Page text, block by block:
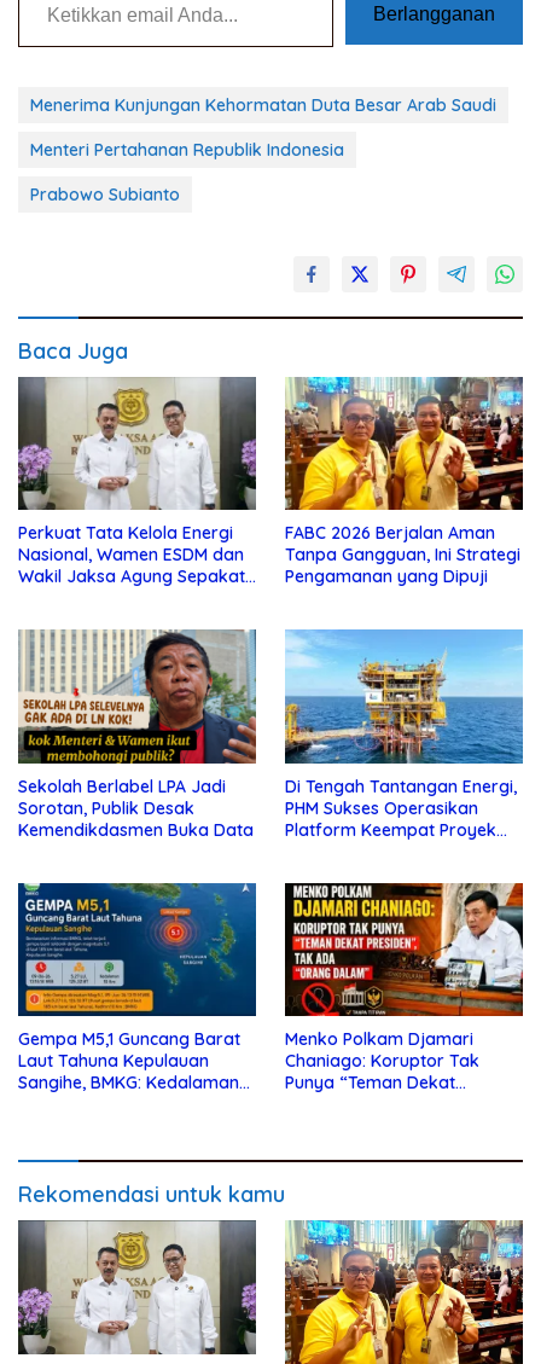
Berlangganan
Menerima Kunjungan Kehormatan Duta Besar Arab Saudi
Menteri Pertahanan Republik Indonesia
Prabowo Subianto
Baca Juga
Perkuat Tata Kelola Energi
Nasional, Wamen ESDM dan
Wakil Jaksa Agung Sepakat
FABC 2026 Berjalan Aman
Tanpa Gangguan, Ini Strategi
Pengamanan yang Dipuji
Sekolah Berlabel LPA Jadi
Sorotan, Publik Desak
Kemendikdasmen Buka Data
Di Tengah Tantangan Energi,
PHM Sukses Operasikan
Platform Keempat Proyek
Gempa M5,1 Guncang Barat
Laut Tahuna Kepulauan
Sangihe, BMKG: Kedalaman
Menko Polkam Djamari
Chaniago: Koruptor Tak
Punya “Teman Dekat
Rekomendasi untuk kamu